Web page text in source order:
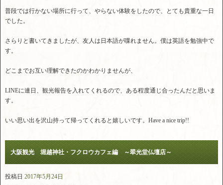
普段では行かない場所に行って、やらない体験をしたので、とても貴重な一日
でした。
さらりと書いてきましたが、友人は日本語が喋れません。僕は英語を勉強中で
す。
どこまでお互い理解できたのかわかりませんが、
LINEに連日、観光報告を入れてくれるので、ある程度通じ合ったんだと思いま
す。
いい思い出を沢山持って帰ってくれると嬉しいです。Have a nice trip!!
大阪観光 堀越神社・フクロウカフェ編 ～翠光堂仏壇店～
投稿日 2017年5月24日